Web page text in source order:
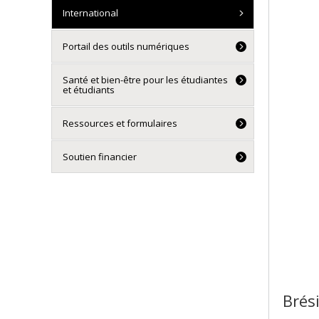
International
Portail des outils numériques
Santé et bien-être pour les étudiantes
et étudiants
Ressources et formulaires
Soutien financier